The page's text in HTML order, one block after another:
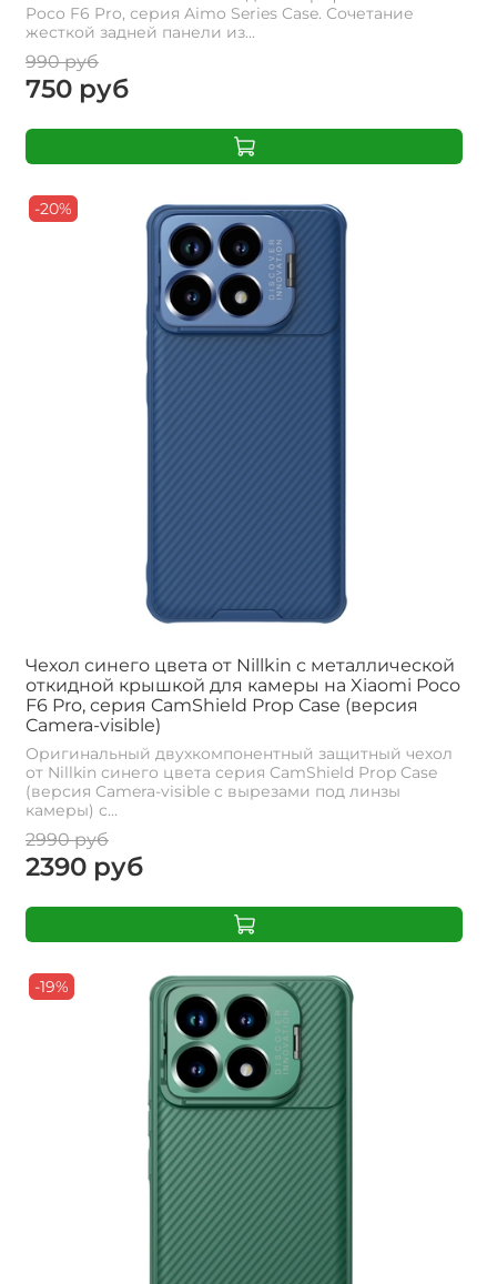
Poco F6 Pro, серия Aimo Series Case. Сочетание
жесткой задней панели из...
990 руб
750 руб
-20%
Чехол синего цвета от Nillkin с металлической
откидной крышкой для камеры на Xiaomi Poco
F6 Pro, серия CamShield Prop Case (версия
Camera-visible)
Оригинальный двухкомпонентный защитный чехол
от Nillkin синего цвета серия CamShield Prop Case
(версия Camera-visible с вырезами под линзы
камеры) с...
2990 руб
2390 руб
-19%